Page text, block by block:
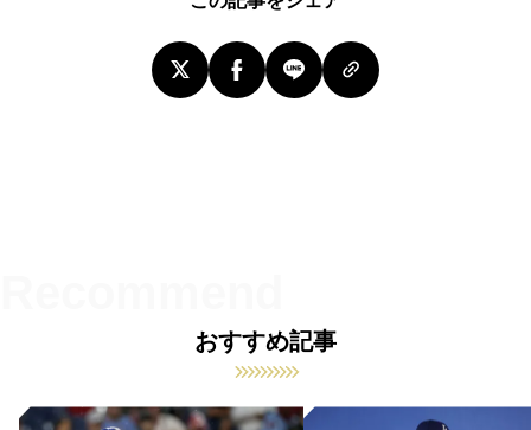
おすすめ記事